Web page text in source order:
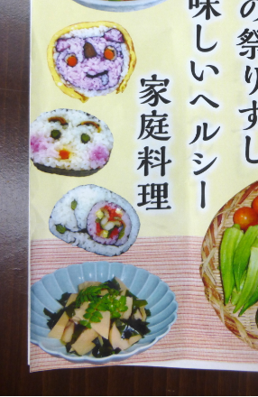
え
る・
太
巻
き
寿
司
を
で
紹
介
は